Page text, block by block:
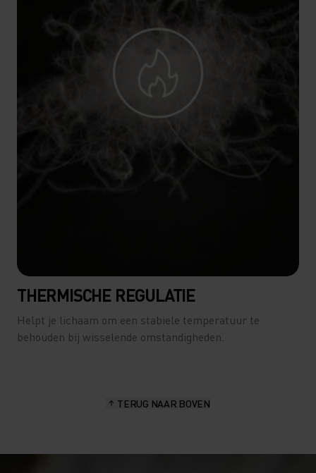
THERMISCHE REGULATIE
Helpt je lichaam om een stabiele temperatuur te
behouden bij wisselende omstandigheden.
TERUG NAAR BOVEN